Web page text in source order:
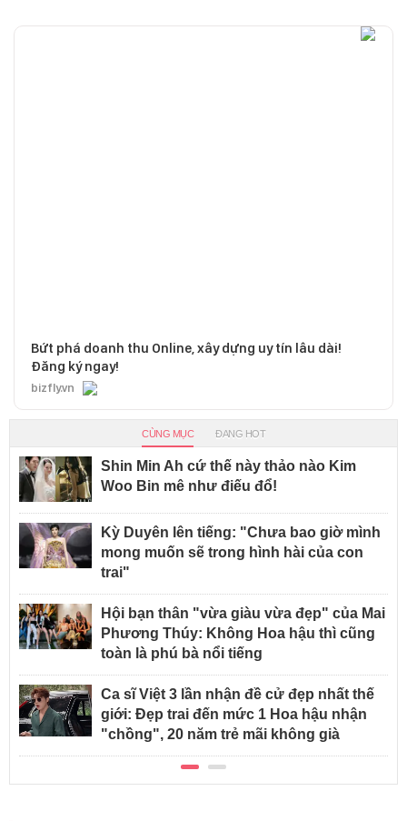
Bứt phá doanh thu Online, xây dựng uy tín lâu dài!
Đăng ký ngay!
bizfly.vn
CÙNG MỤC ĐANG HOT
Shin Min Ah cứ thế này thảo nào Kim
Woo Bin mê như điếu đổ!
Kỳ Duyên lên tiếng: "Chưa bao giờ mình
mong muốn sẽ trong hình hài của con
trai"
Hội bạn thân "vừa giàu vừa đẹp" của Mai
Phương Thúy: Không Hoa hậu thì cũng
toàn là phú bà nổi tiếng
Ca sĩ Việt 3 lần nhận đề cử đẹp nhất thế
giới: Đẹp trai đến mức 1 Hoa hậu nhận
"chồng", 20 năm trẻ mãi không già